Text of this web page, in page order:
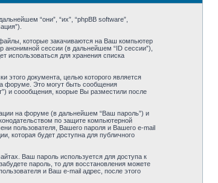
“они”, “их”, “phpBB software”,
которые закачиваются на Ваш компьютер
сессии (в дальнейшем “ID сессии”),
использоваться для хранения списка
документа, целью которого является
форуме. Это могут быть сообщения
и соообщения, коорые Вы разместили после
на форуме (в дальнейшем “Ваш пароль”) и
по защите компьютерной
пользователя, Вашего пароля и Вашего e-mail
которая будет доступна для публичного
Ваш пароль используется для доступа к
пароль, то для восстановления можете
и Ваш e-mail адрес, после этого